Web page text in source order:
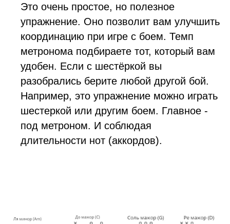
Это очень простое, но полезное
упражнение. Оно позволит вам улучшить
координацию при игре с боем. Темп
метронома подбираете тот, который вам
удобен. Если с шестёркой вы
разобрались берите любой другой бой.
Например, это упражнение можно играть
шестеркой или другим боем. Главное -
под метроном. И соблюдая
длительности нот (аккордов).